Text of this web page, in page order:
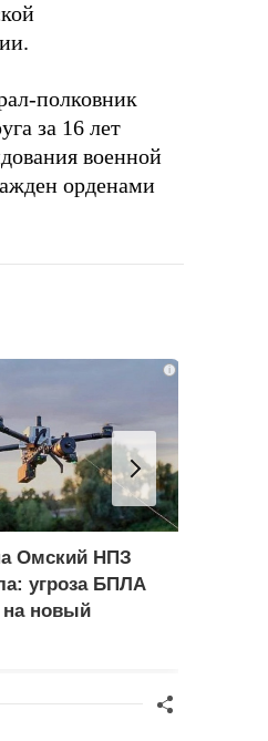
полковник
за 16 лет
военной
орденами
i
Омский НПЗ
угроза БПЛА
новый